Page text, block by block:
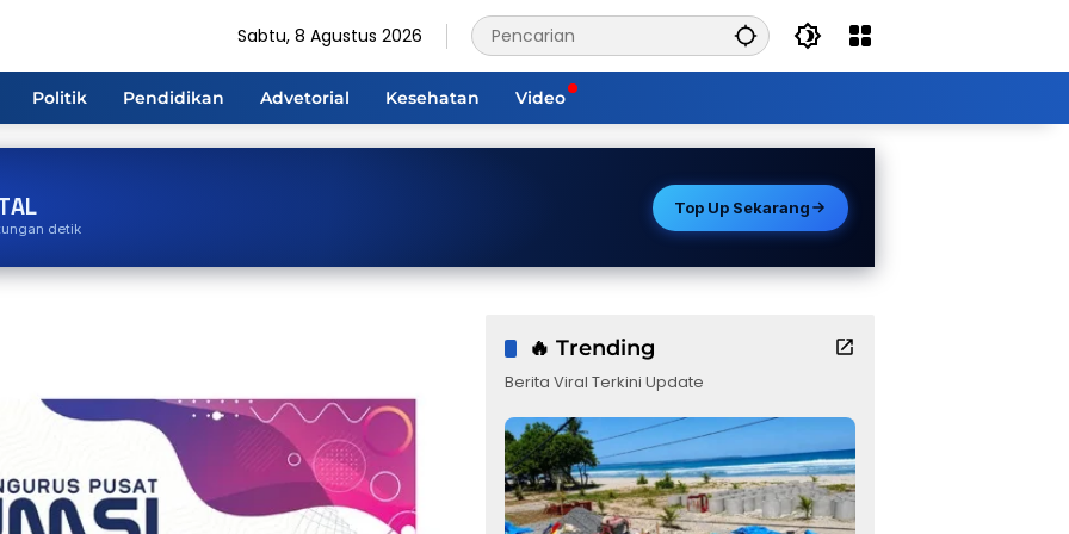
Sabtu, 8 Agustus 2026
Politik Pendidikan Advetorial Kesehatan Video
detik
Top Up Sekarang
🔥 Trending
Berita Viral Terkini Update